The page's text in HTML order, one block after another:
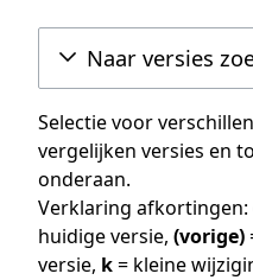
Naar versies
Selectie voor
vergelijken versies en
onderaan.
Verklaring afkortingen:
huidige versie, (vorige)
versie, k= kleine